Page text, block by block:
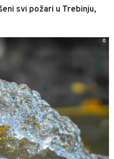
svi požari u Trebinju,
0